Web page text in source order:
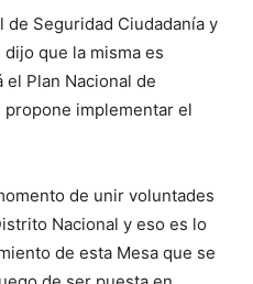
de Seguridad Ciudadanía y
que la misma es
Plan Nacional de
propone implementar el
de unir voluntades
Nacional y eso es lo
de esta Mesa que se